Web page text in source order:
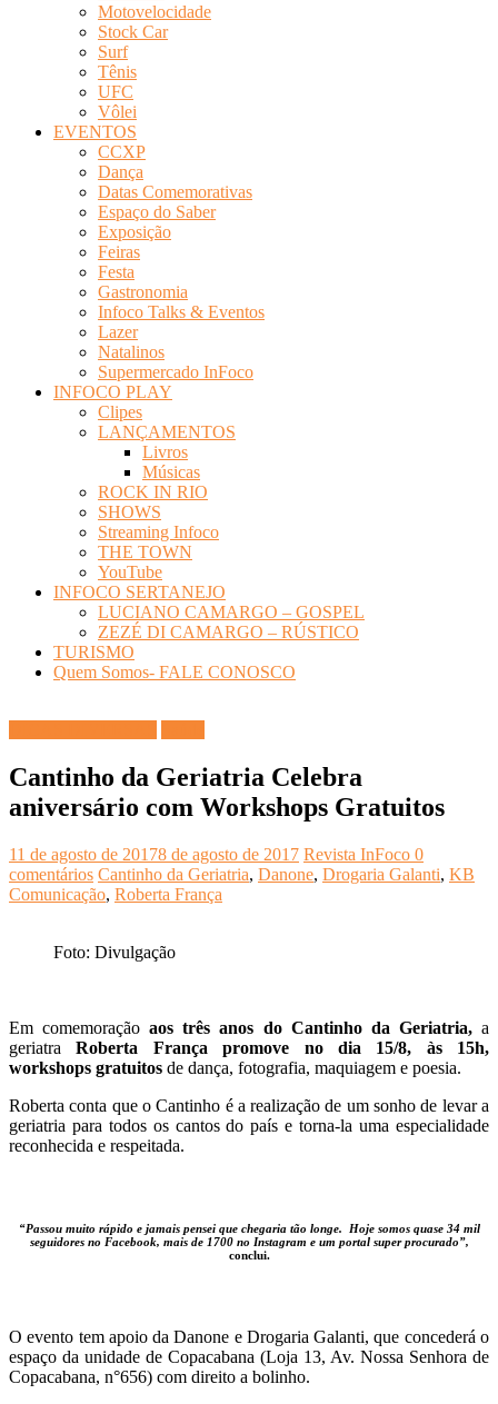
Motovelocidade
Stock Car
Surf
Tênis
UFC
Vôlei
EVENTOS
CCXP
Dança
Datas Comemorativas
Espaço do Saber
Exposição
Feiras
Festa
Gastronomia
Infoco Talks & Eventos
Lazer
Natalinos
Supermercado InFoco
INFOCO PLAY
Clipes
LANÇAMENTOS
Livros
Músicas
ROCK IN RIO
SHOWS
Streaming Infoco
THE TOWN
YouTube
INFOCO SERTANEJO
LUCIANO CAMARGO – GOSPEL
ZEZÉ DI CAMARGO – RÚSTICO
TURISMO
Quem Somos- FALE CONOSCO
Cantinho da Geriatria Celebra
aniversário com Workshops Gratuitos
11 de agosto de 20178 de agosto de 2017 Revista InFoco 0
comentários Cantinho da Geriatria, Danone, Drogaria Galanti, KB
Comunicação, Roberta França
Foto: Divulgação
Em comemoraçãoaos três anos do Cantinho da Geriatria,a
geriatraRoberta França promove no dia 15/8, às 15h,
workshops gratuitos de dança, fotografia, maquiagem e poesia.
Roberta conta que o Cantinho é a realização de um sonho de levar a
geriatria para todos os cantos do país e torna-la uma especialidade
reconhecida e respeitada.
“Passou muito rápido e jamais pensei que chegaria tão longe. Hoje somos quase 34 mil
seguidores no Facebook, mais de 1700 no Instagram e um portal super procurado”,
conclui.
O evento tem apoio da Danone e Drogaria Galanti, que concederá o
espaço da unidade de Copacabana (Loja 13, Av. Nossa Senhora de
Copacabana, n°656) com direito a bolinho.